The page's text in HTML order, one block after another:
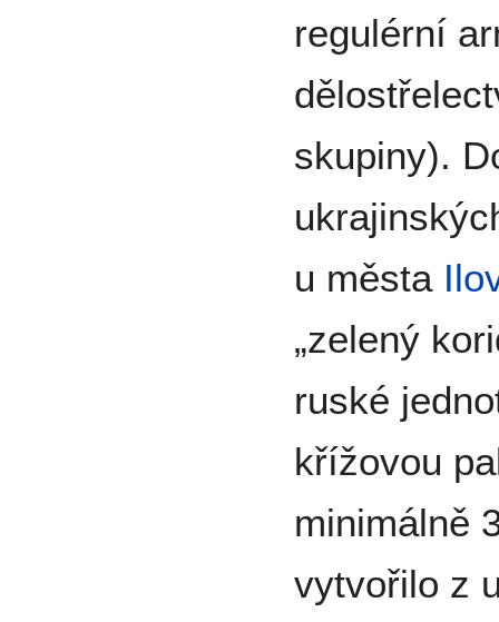
regulérní
skupiny).
u města
„zelený
ruské
křížovou
minimálně
vytvořilo z